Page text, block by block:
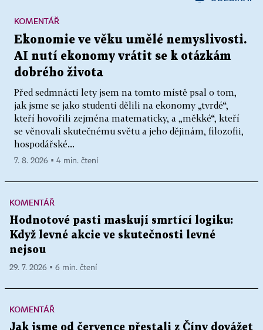
Ekonomie ve věku umělé nemyslivosti.
AI nutí ekonomy vrátit se k otázkám
dobrého života
Před sedmnácti lety jsem na tomto místě psal o tom,
jak jsme se jako studenti dělili na ekonomy „tvrdé“,
kteří hovořili zejména matematicky, a „měkké“, kteří
se věnovali skutečnému světu a jeho dějinám, filozofii,
hospodářské...
KOMENTÁŘ
7. 8. 2026 ▪ 4 min. čtení
KOMENTÁŘ
Hodnotové pasti maskují smrtící logiku:
Když levné akcie ve skutečnosti levné
nejsou
29. 7. 2026 ▪ 6 min. čtení
KOMENTÁŘ
Jak jsme od července přestali z Číny dovážet